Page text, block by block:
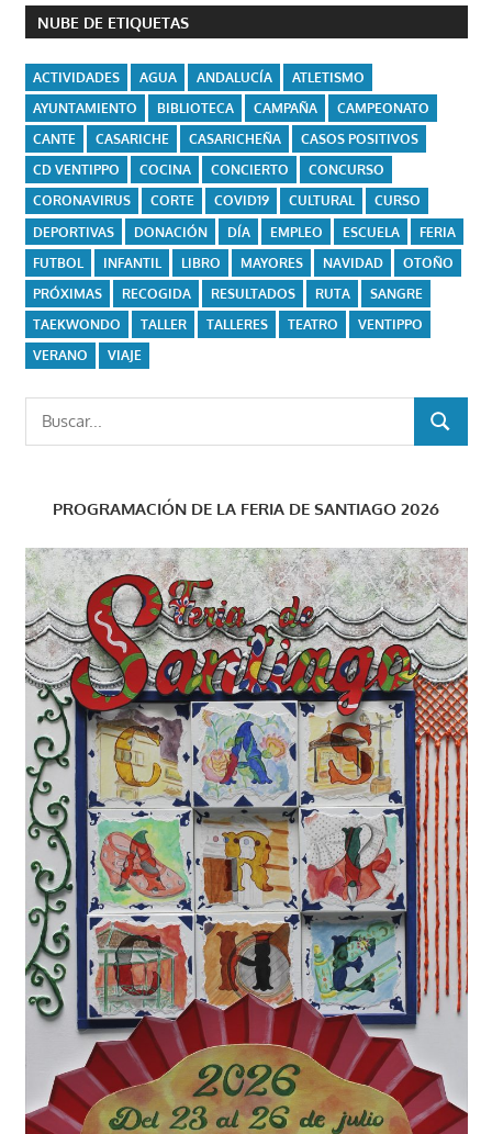
NUBE DE ETIQUETAS
ACTIVIDADES AGUA ANDALUCÍA
ATLETISMO
AYUNTAMIENTO
BIBLIOTECA CAMPAÑA
CAMPEONATO
CANTE
CASARICHE CASARICHEÑA
CASOS POSITIVOS
CD VENTIPPO
COCINA CONCIERTO
CONCURSO
CORONAVIRUS
CORTE COVID19 CULTURAL
CURSO
DEPORTIVAS
DONACIÓN DÍA EMPLEO ESCUELA
FERIA
FUTBOL
INFANTIL LIBRO MAYORES NAVIDAD
OTOÑO
PRÓXIMAS
RECOGIDA RESULTADOS RUTA
SANGRE
TAEKWONDO
TALLER TALLERES TEATRO
VENTIPPO
VERANO
VIAJE
Buscar:
BUSCAR
PROGRAMACIÓN DE LA FERIA DE SANTIAGO 2026